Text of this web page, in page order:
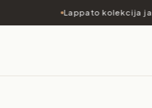
Lappato kolekcija